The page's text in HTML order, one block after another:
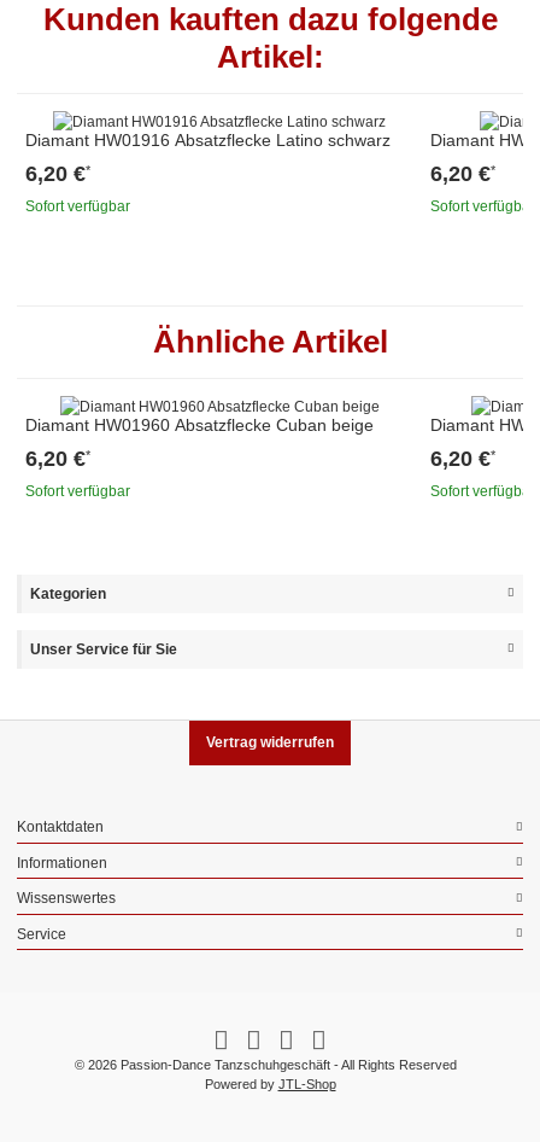
Kunden kauften dazu folgende
Artikel:
Diamant HW01916 Absatzflecke Latino schwarz
6,20 €*
Sofort verfügbar
Diamant
6,20 €*
Sofort verfügbar
Ähnliche Artikel
Diamant HW01960 Absatzflecke Cuban beige
6,20 €*
Sofort verfügbar
Diamant
6,20 €*
Sofort verfügbar
Kategorien
Unser Service für Sie
Vertrag widerrufen
Kontaktdaten
Informationen
Wissenswertes
Service
© 2026 Passion-Dance Tanzschuhgeschäft - All Rights Reserved
Powered by JTL-Shop